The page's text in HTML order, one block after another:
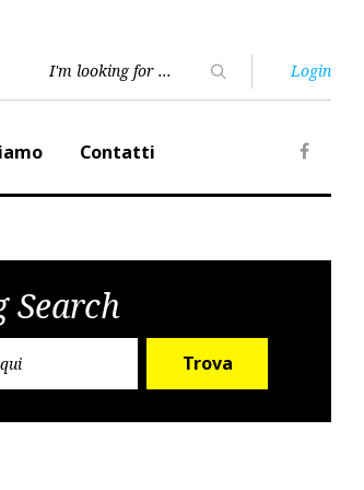
Login
Contatti
Search
Trova